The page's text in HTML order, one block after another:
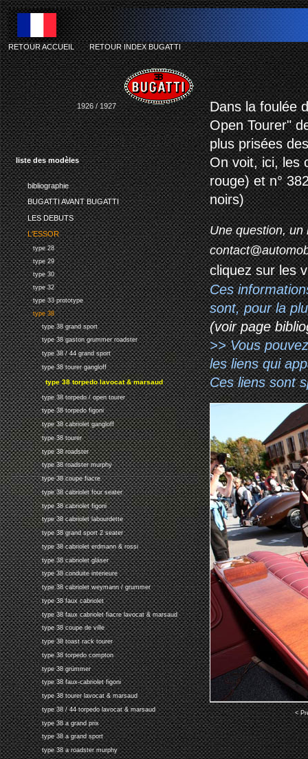
liste des modèles
bibliographie
BUGATTI AVANT BUGATTI
LES DEBUTS
L'ESSOR
type 28
type 29
type 30
type 32
type 33 prototype
type 38
type 38 grand sport
type 38 gaston grummer roadster
type 38 / 44 grand sport
type 38 tourer gangloff
type 38 torpedo lavocat & marsaud
type 38 torpedo / open tourer
type 38 torpedo figoni
type 38 cabriolet gangloff
type 38 tourer
type 38 roadster
type 38 roadster murphy
type 38 coupe fiacre
type 38 cabriolet four seater
type 38 cabriolet figoni
type 38 cabriolet labourdette
type 38 grand sport 2 seater
type 38 cabriolet erdmann & rossi
type 38 cabriolet gläser
type 38 conduite interieure
type 38 cabriolet weymann / grummer
type 38 faux cabriolet
type 38 faux cabriolet fiacre lavocat & marsaud
type 38 coupe de ville
type 38 toast rack tourer
type 38 torpedo compton
type 38 grümmer
type 38 faux-cabriolet figoni
type 38 tourer lavocat & marsaud
type 38 / 44 torpedo lavocat & marsaud
type 38 a grand prix
type 38 a grand sport
type 38 a roadster murphy
RETOUR ACCUEIL-RETOUR INDEX BUGATTI
1926 / 1927
Dans la foulée
Open Tourer"
plus prisées
On voit, ici, les
rouge) et n°
noirs)
Une question, un
cliquez sur les
Ces
sont, pour la
(voir page
>> Vous
les liens qui
Ces liens sont
<